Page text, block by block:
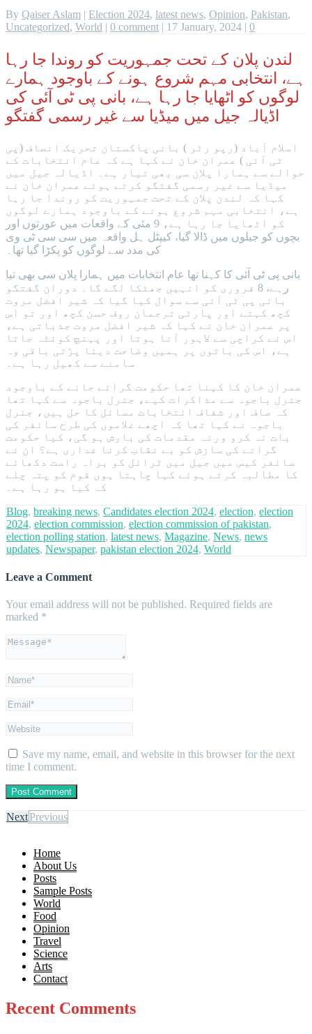
By Qaiser Aslam | Election 2024, latest news, Opinion, Pakistan,
Uncategorized, World | 0 comment | 17 January, 2024 | 0
لندن پلان کے تحت جمہوریت کو روندا جا رہا
ہے، انتخابی مہم شروع ہونے کے باوجود ہمارے
لوگوں کو اٹھایا جا رہا ہے، بانی پی ٹی آئی کی
اڈیالہ جیل میں میڈیا سے غیر رسمی گفتگو
اسلام آباد (رپو رٹر ) بانی پاکستان تحریک انصاف (پی
ٹی آئی ) عمران خان نے کہا ہے کہ عام انتخابات کے
حوالے سے ہمارا پلان سی بھی تیار ہے۔ اڈیالہ جیل میں
میڈیا سے غیر رسمی گفتگو کرتے ہوئے عمران خان نے
کہا کہ لندن پلان کے تحت جمہوریت کو روندا جا رہا
ہے، انتخابی مہم شروع ہونے کے باوجود ہمارے لوگوں
کو اٹھایا جا رہا ہے، 9 مئی کے واقعات میں عورتوں اور
بچوں کو جیلوں میں ڈالا گیا، کیپٹل ہل واقعہ میں سی سی ٹی وی
کی مدد سے لوگوں کو پکڑا گیا تھا۔
بانی پی ٹی آئی کا کہنا تھا عام انتخابات میں ہمارا پلان سی بھی تیا
رہے، 8 فروری کو انہیں جھٹکا لگے گا۔ دوران گفتگو
بانی پی ٹی آئی سے سوال کیا گیا کہ شیر افضل مروت
کچھ کہتے اور پارٹی ترجمان روف حسن کچھ اور تو اس
پر عمران خان نے کہا کہ شیر افضل مروت جذباتی ہے،
اس نے کراچی سے لاہور آنا ہوتا اور پہنچ کوئٹہ جاتا
ہے، اس کی باتوں پر ہمیں وضاحت دینا پڑتی باقی وہ
سامنے سے کھیل رہا ہے۔
عمران خان کا کہنا تھا حکومت گرائے جانے کے باوجود
جنرل باجوہ سے مذاکرات کیے، جنرل باجوہ سے کہا تھا
کہ صاف اور شفاف انتخابات مسائل کا حل ہیں، جنرل
باجوہ نے کہا تھا کہ اچھے غلاموں کی طرح سائفر کی
بات نہ کرو ورنہ مقدمات کی بارش ہو گی، کیا حکومت
گرانے کی سازش کو بے نقاب کرنا غداری ہے؟ ان نے
سائفر کیس میں جیل میں ٹرائل کو براہ راست دکھانے
کا مطالبہ کرتے ہوئے کہا چاہتا ہوں قوم کو پتہ چلے
کہ کیا ہو رہا ہے۔
Blog, breaking news, Candidates election 2024, election, election
2024, election commission, election commission of pakistan,
election polling station, latest news, Magazine, News, news
updates, Newspaper, pakistan election 2024, World
Leave a Comment
Your email address will not be published. Required fields are
marked *
Save my name, email, and website in this browser for the next
time I comment.
NextPrevious
Home
About Us
Posts
Sample Posts
World
Food
Opinion
Travel
Science
Arts
Contact
Recent Comments